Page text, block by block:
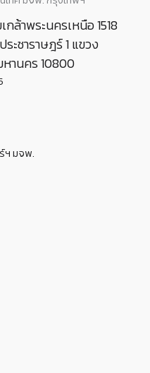
ล้าพระนครเหนือ 1518
ะชาราษฎร์ 1 แขวง
านคร 10800
ฯ มจพ.